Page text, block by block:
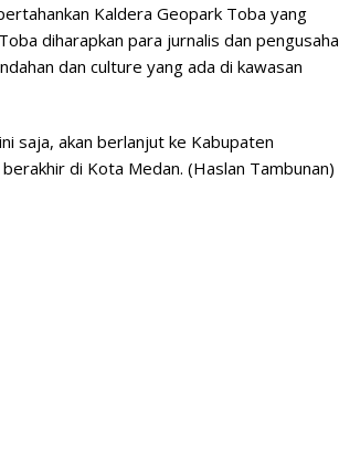
Kaldera Geopark Toba yang
diharapkan para jurnalis dan pengusaha
dan culture yang ada di kawasan
saja, akan berlanjut ke Kabupaten
di Kota Medan. (Haslan Tambunan)